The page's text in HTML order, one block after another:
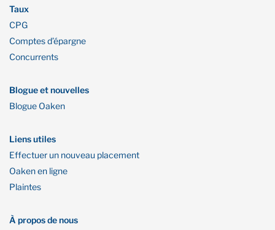
Taux
CPG
Comptes d’épargne
Concurrents
Blogue et nouvelles
Blogue Oaken
Liens utiles
Effectuer un nouveau placement
Oaken en ligne
Plaintes
À propos de nous